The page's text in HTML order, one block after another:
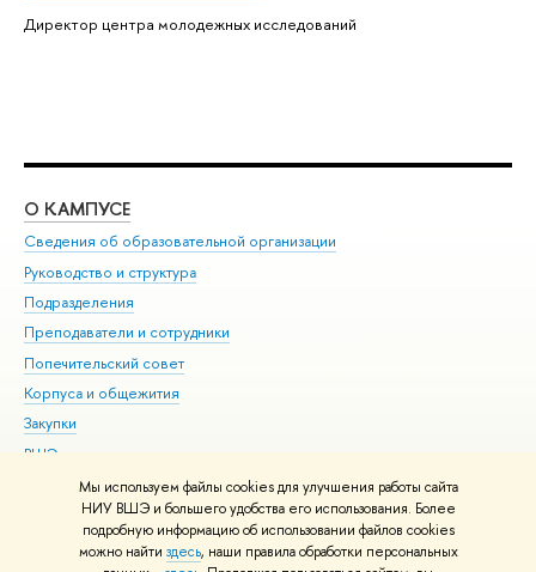
Мы используем файлы cookies для улучшения работы сайта
НИУ ВШЭ и большего удобства его использования. Более
подробную информацию об использовании файлов cookies
можно найти здесь, наши правила обработки персональных
Директор центра молодежных исследований
О КАМПУСЕ
Сведения об образовательной организации
Руководство и структура
Подразделения
Преподаватели и сотрудники
Попечительский совет
Корпуса и общежития
Закупки
ВШЭ для студентов с ограниченными возможностями
здоровья и инвалидностью
Версия для слабовидящих
Единая платежная страница